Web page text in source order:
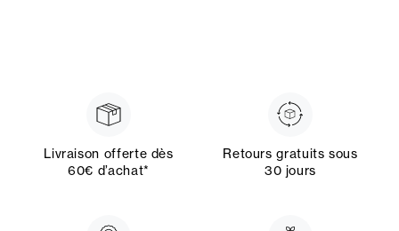
Livraison offerte dès
60€ d’achat*
Retours gratuits sous
30 jours